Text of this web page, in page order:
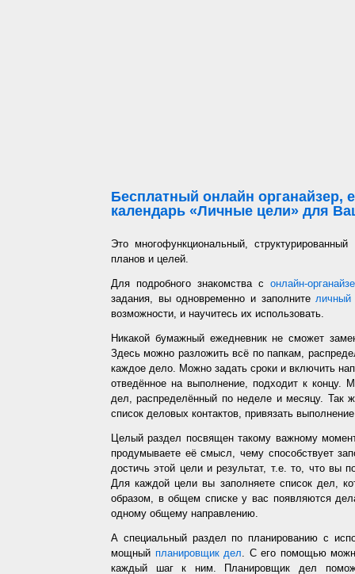
Бесплатный онлайн органайзер,
календарь «Личные цели» для
Это многофункциональный,
планов и целей.
Для подробного знакомства с онлайн-
задания, вы одновременно и заполнителичный
возможности, и научитесь их использовать.
Никакой бумажный ежедневник не сможет
Здесь можно разложить всё по папкам,
каждое дело. Можно задать сроки и включить
отведённое на выполнение, подходит к концу.
дел, распределённый по неделе и месяцу. Так
список деловых контактов, привязать
Целый раздел посвящен такому важному
продумываете её смысл, чему способствует
достичь этой цели и результат, т.е. то, что вы
Для каждой цели вы заполняете список дел,
образом, в общем списке у вас появляются
одному общему направлению.
А специальный раздел по планированию с
мощный планировщик дел. С его помощью
каждый шаг к ним. Планировщик дел